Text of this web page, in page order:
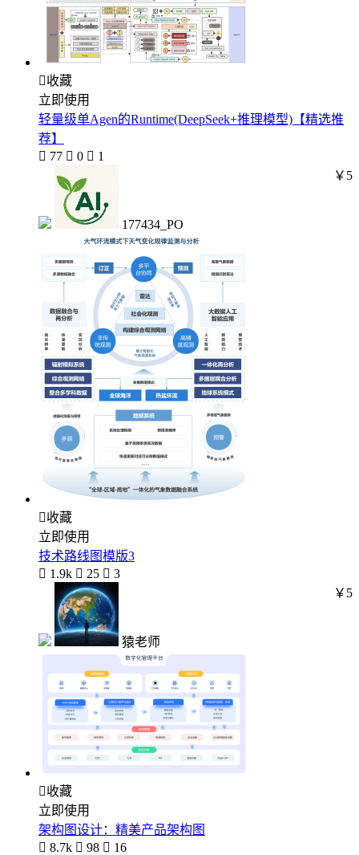
收藏
立即使用
轻量级单Agen的Runtime(DeepSeek+推理模型)【精选推
荐】
 77  0  1
177434_PO
￥5
收藏
立即使用
技术路线图模版3
 1.9k  25  3
猿老师
￥5
收藏
立即使用
架构图设计：精美产品架构图
 8.7k  98  16